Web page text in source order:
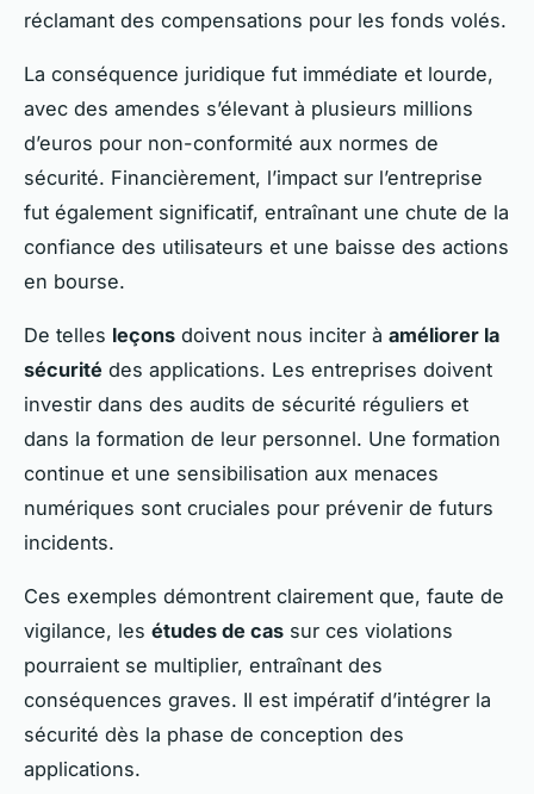
réclamant des compensations pour les fonds volés.
La conséquence juridique fut immédiate et lourde,
avec des amendes s’élevant à plusieurs millions
d’euros pour non-conformité aux normes de
sécurité. Financièrement, l’impact sur l’entreprise
fut également significatif, entraînant une chute de la
confiance des utilisateurs et une baisse des actions
en bourse.
De telles leçons doivent nous inciter à améliorer la
sécurité des applications. Les entreprises doivent
investir dans des audits de sécurité réguliers et
dans la formation de leur personnel. Une formation
continue et une sensibilisation aux menaces
numériques sont cruciales pour prévenir de futurs
incidents.
Ces exemples démontrent clairement que, faute de
vigilance, les études de cas sur ces violations
pourraient se multiplier, entraînant des
conséquences graves. Il est impératif d’intégrer la
sécurité dès la phase de conception des
applications.